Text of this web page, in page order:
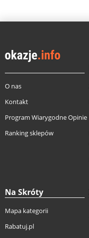
O nas
Kontakt
Program Wiarygodne Opinie
Ranking sklepów
Na Skróty
Mapa kategorii
Rabatuj.pl